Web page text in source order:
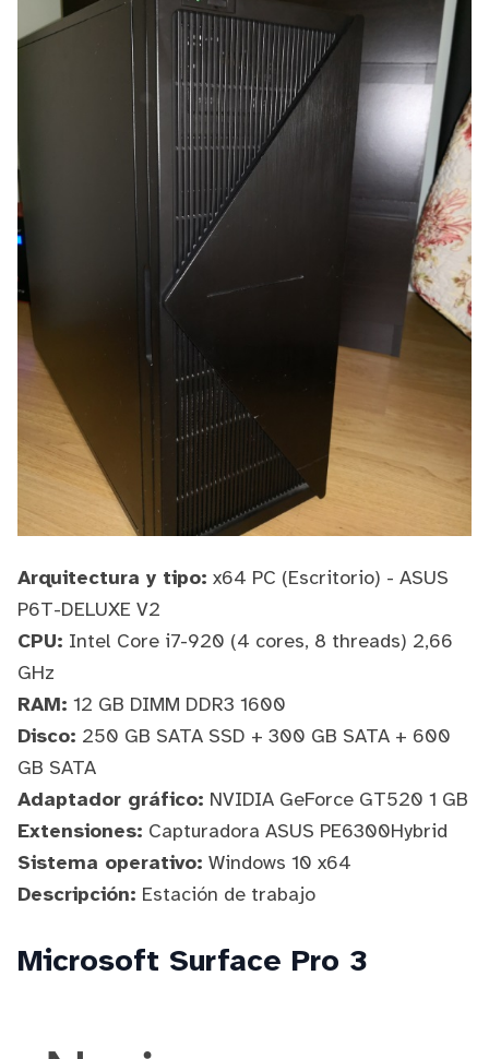
Arquitectura y tipo: x64 PC (Escritorio) - ASUS
P6T-DELUXE V2
CPU: Intel Core i7-920 (4 cores, 8 threads) 2,66
GHz
RAM: 12 GB DIMM DDR3 1600
Disco: 250 GB SATA SSD + 300 GB SATA + 600
GB SATA
Adaptador gráfico: NVIDIA GeForce GT520 1 GB
Extensiones: Capturadora ASUS PE6300Hybrid
Sistema operativo: Windows 10 x64
Descripción: Estación de trabajo
Microsoft Surface Pro 3